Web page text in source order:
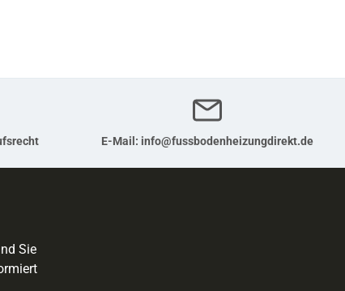
E-Mail: info@fussbodenheizungdirekt.de
Sie